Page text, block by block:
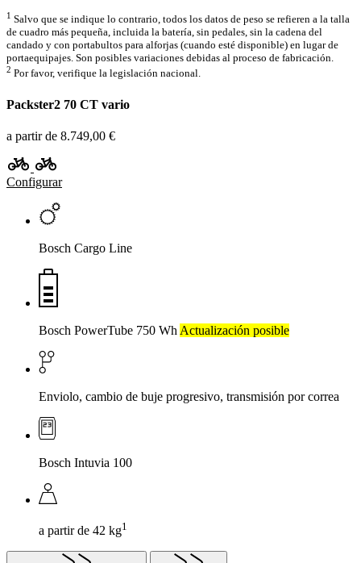
1 Salvo que se indique lo contrario, todos los datos de peso se refieren a la talla
de cuadro más pequeña, incluida la batería, sin pedales, sin la cadena del
candado y con portabultos para alforjas (cuando esté disponible) en lugar de
portaequipajes. Son posibles variaciones debidas al proceso de fabricación.
2 Por favor, verifique la legislación nacional.
Packster2 70 CT vario
a partir de 8.749,00 €
Configurar
Bosch Cargo Line
Bosch PowerTube 750 Wh Actualización posible
Enviolo, cambio de buje progresivo, transmisión por correa
Bosch Intuvia 100
a partir de 42 kg1